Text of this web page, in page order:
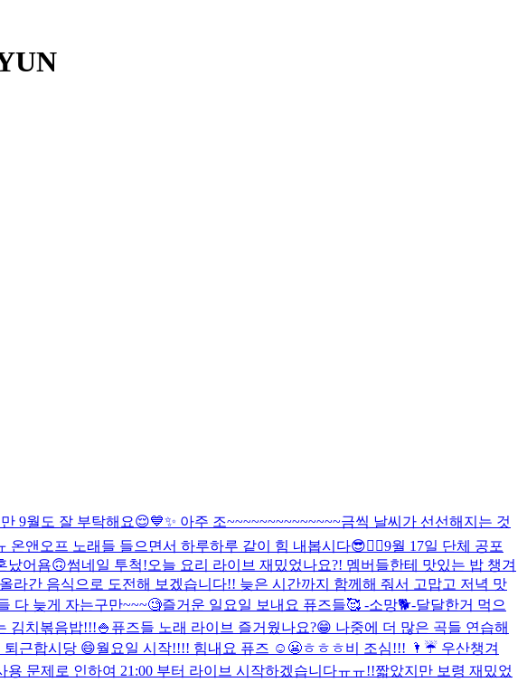
9월도 잘 부탁해요😌💙✨ 아주 조~~~~~~~~~~~~~~금씩 날씨가 선선해지는 것
앤오프 노래들 들으면서 하루하루 같이 힘 내봅시다😎❤️‍🔥9월 17일 단체 공포
났어욤🙃썸네일 투척!오늘 요리 라이브 재밌었나요?! 멤버들한테 맛있는 밥 챙겨
라간 음식으로 도전해 보겠습니다!! 늦은 시간까지 함께해 줘서 고맙고 저녁 맛
다 늦게 자는구만~~~🧐즐거운 일요일 보내요 퓨즈들🥰 -소망🐕-달달한거 먹으
김치볶음밥!!!🍚 퓨즈들 노래 라이브 즐거웠나요?😁 나중에 더 많은 곡들 연습해
퇴근합시당 😄월요일 시작!!!! 힘내요 퓨즈 ☺️😬ㅎㅎㅎ비 조심!!! 🌂☔️ 우산챙겨
문제로 인하여 21:00 부터 라이브 시작하겠습니다ㅠㅠ!!짧았지만 보령 재밌었